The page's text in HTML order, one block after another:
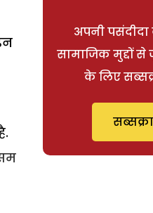
अपनी
सामाजिक मुद्दों से
के लिए